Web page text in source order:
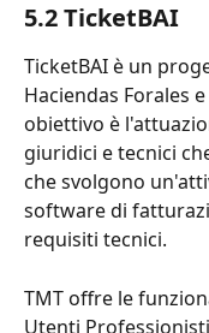
5.2 TicketBAI
TicketBAI è un
Haciendas Forales
obiettivo è
giuridici e tecnici
che svolgono
software di
requisiti tecnici.
TMT offre le
Utenti